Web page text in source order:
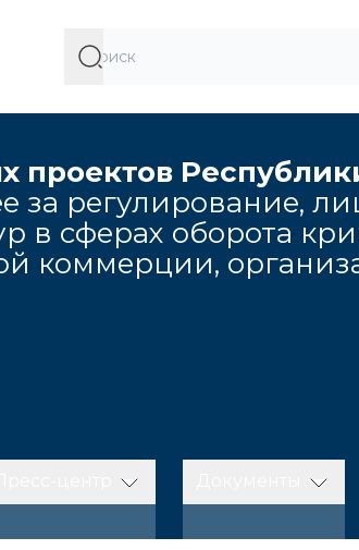
проектов
за регулирование,
в сферах оборота
коммерции,